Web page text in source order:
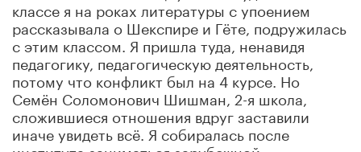
классе я на роках литературы с упоением
рассказывала о Шекспире и Гёте, подружилась
с этим классом. Я пришла туда, ненавидя
педагогику, педагогическую деятельность,
потому что конфликт был на 4 курсе. Но
Семён Соломонович Шишман, 2-я школа,
сложившиеся отношения вдруг заставили
иначе увидеть всё. Я собиралась после